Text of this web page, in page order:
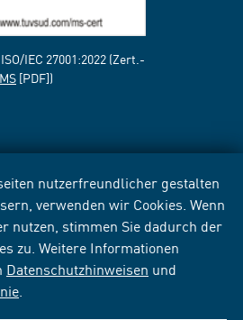
nutzerfreundlicher gestalten
verwenden wir Cookies. Wenn
nutzen, stimmen Sie dadurch der
zu. Weitere Informationen
Datenschutzhinweisen und
IEC 27001:2022 (Zert.-
[PDF])